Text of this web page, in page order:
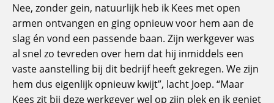
Nee, zonder gein, natuurlijk heb ik Kees met open
armen ontvangen en ging opnieuw voor hem aan de
slag én vond een passende baan. Zijn werkgever was
al snel zo tevreden over hem dat hij inmiddels een
vaste aanstelling bij dit bedrijf heeft gekregen. We zijn
hem dus eigenlijk opnieuw kwijt”, lacht Joep. “Maar
Kees zit bij deze werkgever wel op zijn plek en ik geniet